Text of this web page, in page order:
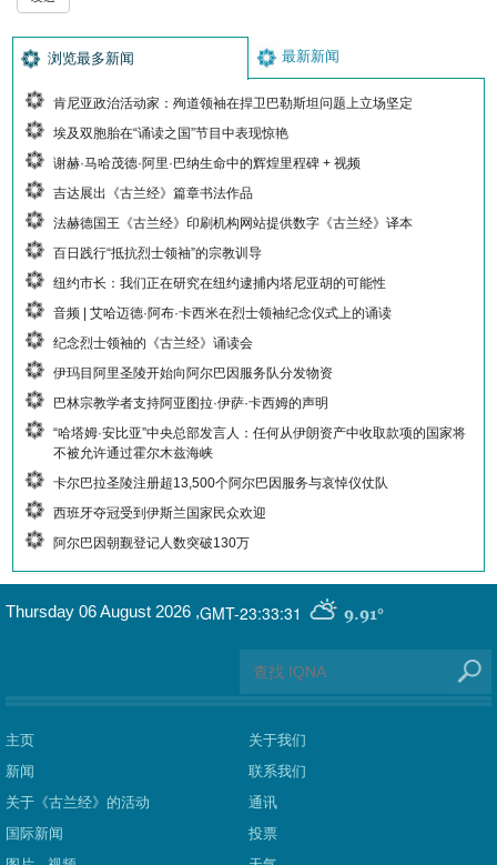
浏览最多新闻 最新新闻
肯尼亚政治活动家：殉道领袖在捍卫巴勒斯坦问题上立场坚定
埃及双胞胎在“诵读之国”节目中表现惊艳
谢赫·马哈茂德·阿里·巴纳生命中的辉煌里程碑 + 视频
吉达展出《古兰经》篇章书法作品
法赫德国王《古兰经》印刷机构网站提供数字《古兰经》译本
百日践行“抵抗烈士领袖”的宗教训导
纽约市长：我们正在研究在纽约逮捕内塔尼亚胡的可能性
音频 | 艾哈迈德·阿布·卡西米在烈士领袖纪念仪式上的诵读
纪念烈士领袖的《古兰经》诵读会
伊玛目阿里圣陵开始向阿尔巴因服务队分发物资
巴林宗教学者支持阿亚图拉·伊萨·卡西姆的声明
“哈塔姆·安比亚”中央总部发言人：任何从伊朗资产中收取款项的国家将
不被允许通过霍尔木兹海峡
卡尔巴拉圣陵注册超13,500个阿尔巴因服务与哀悼仪仗队
西班牙夺冠受到伊斯兰国家民众欢迎
阿尔巴因朝觐登记人数突破130万
GMT-23:33:31 9.91°
Thursday 06 August 2026 ,
主页
新闻
关于《古兰经》的活动
国际新闻
关于我们
联系我们
通讯
投票